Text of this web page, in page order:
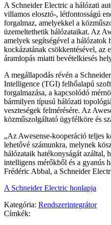
A Schneider Electric a hálózati
villamos elosztó-, létfontosságú
forgalmaz, amelyekkel a
üzemeltethetik hálózataikat. Az
amelyek segítségével a hálózatok
kockázatának csökkentésével, az
áramlopás miatti bevételkiesés
A megállapodás révén a
Intelligence (TGI) felhőalapú
forgalmazása, a kapcsolódó
bármilyen típusú hálózati
veszteségek felmérésére. Az
közműszolgáltató ügyfélköre és
„Az Awesense-kooperáció teljes
lehetővé számunkra, melynek
hálózataik hatékonyságát azáltal,
intelligens mérőkből és a gyanús
Frédéric Abbal, a Schneider
A Schneider Electric honlapja
Kategória: Rendszerintegrátor
Címkék: